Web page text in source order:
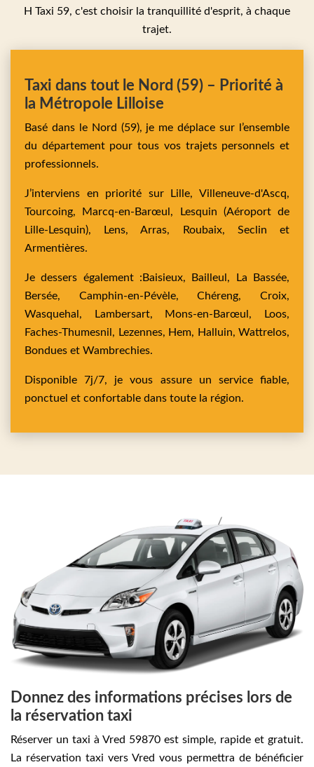
H Taxi 59, c'est choisir la tranquillité d'esprit, à chaque
trajet.
Taxi dans tout le Nord (59) – Priorité à
la Métropole Lilloise
Basé dans le Nord (59), je me déplace sur l’ensemble
du département pour tous vos trajets personnels et
professionnels.
J’interviens en priorité surLille,Villeneuve-d'Ascq,
Tourcoing,
Marcq-en-Barœul, Lesquin (Aéroport de
Lille-Lesquin), Lens,Arras, Roubaix, Seclin et
Armentières.
Je dessers également : Baisieux, Bailleul,
La Bassée,
Bersée, Camphin-en-Pévèle,Chéreng,Croix,
Wasquehal,
Lambersart, Mons-en-Barœul,
Loos,
Faches-Thumesnil, Lezennes, Hem, Halluin, Wattrelos,
Bondues et Wambrechies.
Disponible 7j/7, je vous assure un service fiable,
ponctuel et confortable dans toute la région.
Donnez des informations précises lors de
la réservation taxi
Réserver un taxi à Vred 59870 est simple, rapide et gratuit.
La réservation taxi vers Vred vous permettra de bénéficier